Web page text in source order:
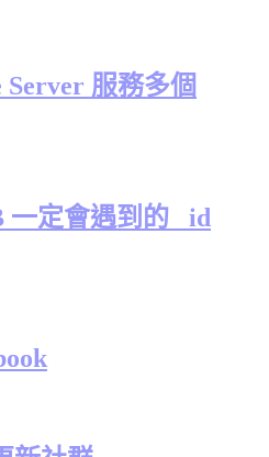
Server 服務多個
一定會遇到的 _id